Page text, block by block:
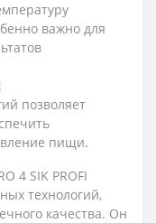
важно для
позволяет
пищи.
4 SIK PROFI
технологий,
качества. Он